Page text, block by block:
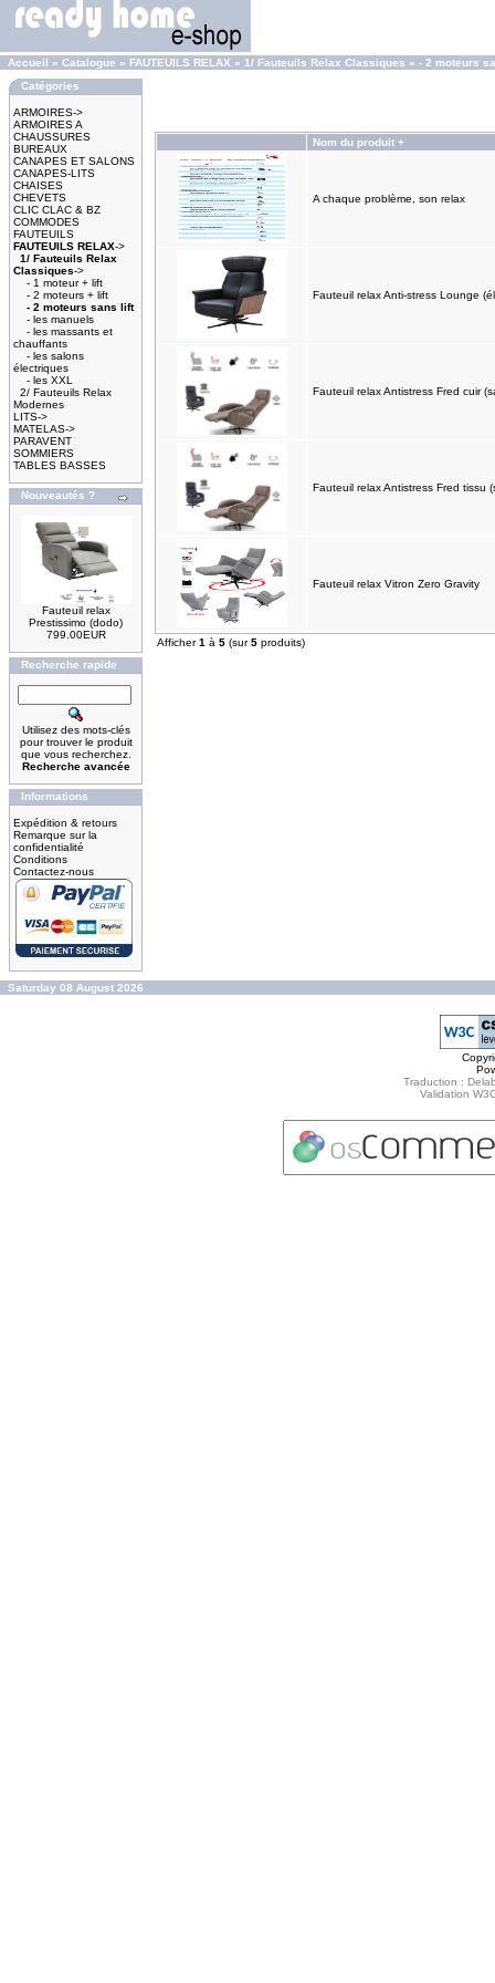
Accueil » Catalogue » FAUTEUILS RELAX » 1/ Fauteuils Relax Classiques » - 2 moteurs
Catégories
ARMOIRES->
ARMOIRES A
CHAUSSURES
BUREAUX
CANAPES ET SALONS
CANAPES-LITS
CHAISES
CHEVETS
CLIC CLAC & BZ
COMMODES
FAUTEUILS
FAUTEUILS RELAX->
1/ Fauteuils Relax
Classiques->
- 1 moteur + lift
- 2 moteurs + lift
- 2 moteurs sans lift
- les manuels
- les massants et
chauffants
- les salons
électriques
- les XXL
2/ Fauteuils Relax
Modernes
LITS->
MATELAS->
PARAVENT
SOMMIERS
TABLES BASSES
Nouveautés ?
Fauteuil relax
Prestissimo (dodo)
799.00EUR
Recherche rapide
Utilisez des mots-clés
pour trouver le produit
que vous recherchez.
Recherche avancée
Informations
Expédition & retours
Remarque sur la
confidentialité
Conditions
Contactez-nous
Nom du produit +
A chaque problème, son relax
Fauteuil relax Anti-stress Lounge
Fauteuil relax Antistress Fred cuir
Fauteuil relax Antistress Fred tissu
Fauteuil relax Vitron Zero Gravity
Afficher1 à 5 (sur5 produits)
Saturday 08 August 2026
Traduction :
Validation